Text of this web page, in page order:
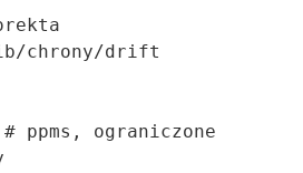
chrony/drift
ppms, ograniczone